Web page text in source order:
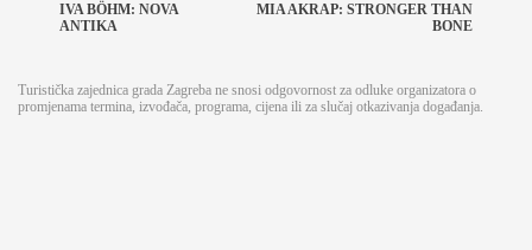
IVA BÖHM: NOVA
ANTIKA
MIA AKRAP: STRONGER THAN
BONE
Turistička zajednica grada Zagreba ne snosi odgovornost za odluke organizatora o
promjenama termina, izvođača, programa, cijena ili za slučaj otkazivanja događanja.